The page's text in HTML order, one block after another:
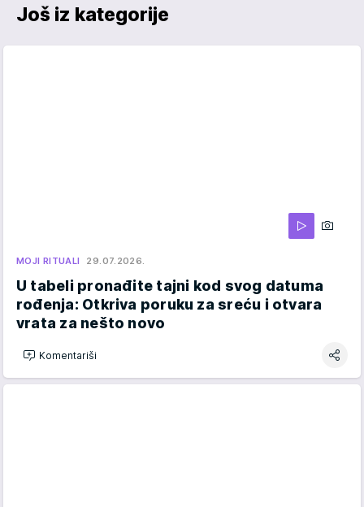
Još iz kategorije
MOJI RITUALI 29.07.2026.
U tabeli pronađite tajni kod svog datuma
rođenja: Otkriva poruku za sreću i otvara
vrata za nešto novo
Komentariši